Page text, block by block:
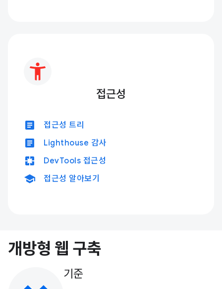
접근성
article 접근성 트리
article Lighthouse 감사
pages DevTools 접근성
school 접근성 알아보기
개방형 웹 구축
기준